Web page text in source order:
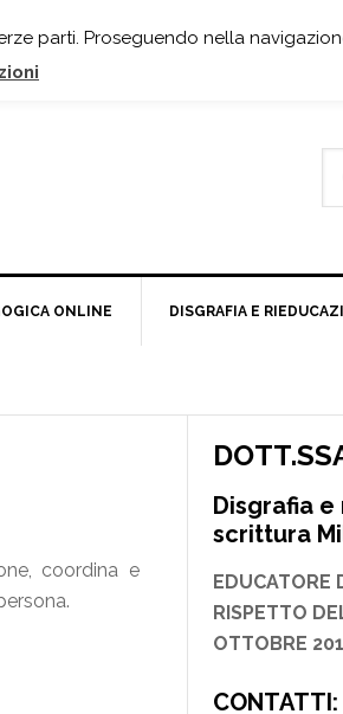
ONLINE DISGRAFIA E
coordina e
Disgrafia
scrittura
EDUCATORE
RISPETTO
OTTOBRE
CONTATTI:
parti. Proseguendo nella